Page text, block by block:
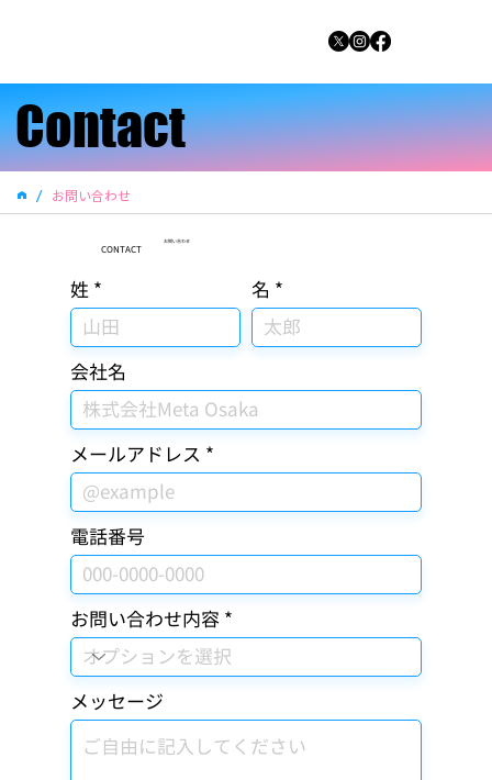
Contact
Contact
/ お問い合わせ
​お問い合わせ
CONTACT
姓 名
会社名
電話番号
メールアドレス
お問い合わせ内容
メッセージ